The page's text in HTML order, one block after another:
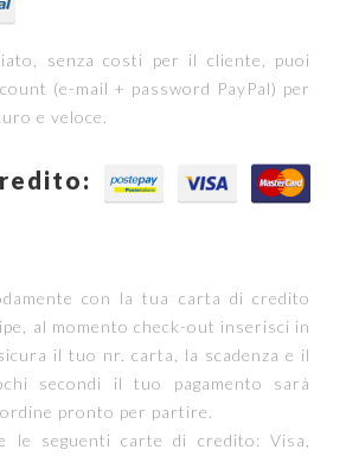
senza costi per il cliente, puoi
(e-mail + password PayPal) per
e veloce.
con la tua carta di credito
al momento check-out inserisci in
il tuo nr. carta, la scadenza e il
secondi il tuo pagamento sarà
pronto per partire.
le seguenti carte di credito: Visa,